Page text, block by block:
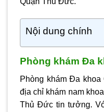
Nội dung chính
Phòng khám Đa
Phòng khám Đa
địa chỉ khám nam
Thủ Đức tin tưởng.